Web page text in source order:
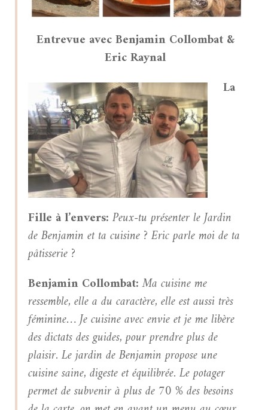
Entrevue avec Benjamin Collombat &
Eric Raynal
La
Fille à l’envers: Peux-tu présenter le Jardin
de Benjamin et ta cuisine ? Eric parle moi de ta
pâtisserie ?
Benjamin Collombat:Ma cuisine me
ressemble, elle a du caractère, elle est aussi très
féminine… Je cuisine avec envie et je me libère
des dictats des guides, pour prendre plus de
plaisir. Le jardin de Benjamin propose une
cuisine saine, digeste et équilibrée. Le potager
permet de subvenir à plus de 70 % des besoins